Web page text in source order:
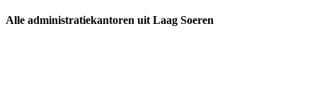
Alle administratiekantoren uit Laag Soeren